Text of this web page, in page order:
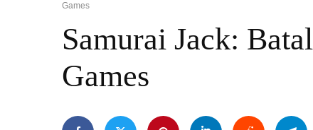
Games
Samurai Jack:
Games